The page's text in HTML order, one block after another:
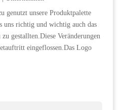
genutzt unsere Produktpalette
uns richtig und wichtig auch das
gestallten.Diese Veränderungen
eingeflossen.Das Logo